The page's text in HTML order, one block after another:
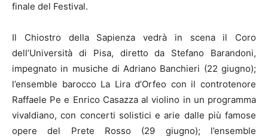
finale del Festival.
Il Chiostro della Sapienza vedrà in scena il Coro
dell’Università di Pisa, diretto da Stefano Barandoni,
impegnato in musiche di Adriano Banchieri (22 giugno);
l’ensemble barocco La Lira d’Orfeo con il controtenore
Raffaele Pe e Enrico Casazza al violino in un programma
vivaldiano, con concerti solistici e arie dalle più famose
opere del Prete Rosso (29 giugno); l’ensemble